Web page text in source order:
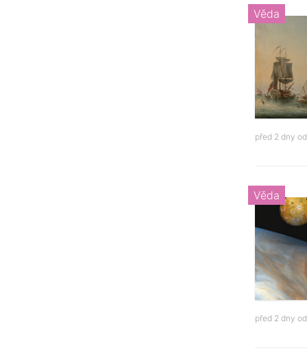
Věda
před 2 dny od
Věda
před 2 dny od